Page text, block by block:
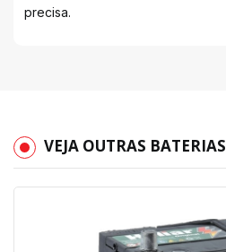
precisa.
VEJA OUTRAS BATERIAS